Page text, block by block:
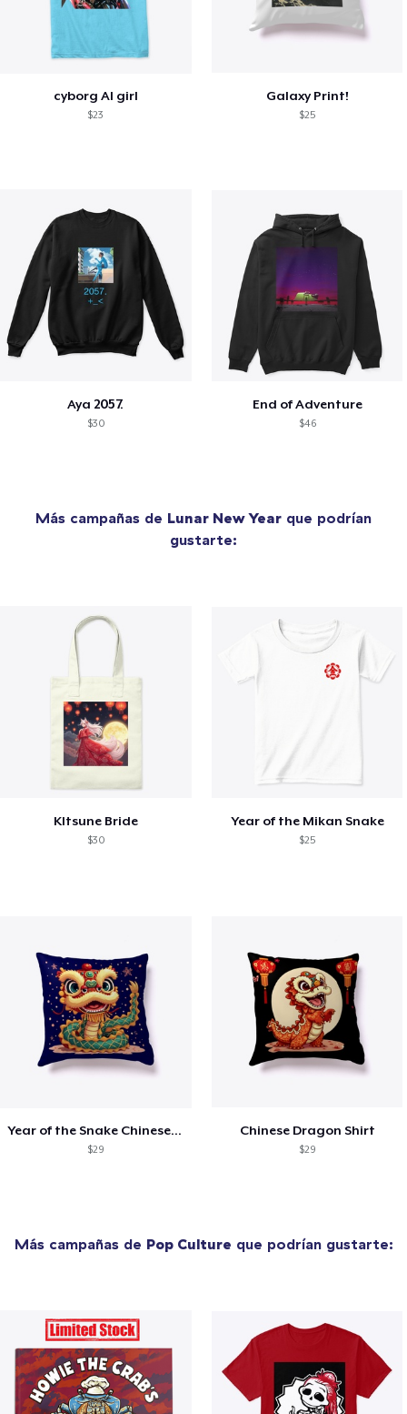
cyborg AI girl
$23
Galaxy Print!
$25
Aya 2057.
$30
End of Adventure
$46
Más campañas de Lunar New Year que podrían
gustarte:
KItsune Bride
$30
Year of the Mikan Snake
$25
Year of the Snake Chinese New Year
$29
Chinese Dragon Shirt
$29
Más campañas de Pop Culture que podrían gustarte: